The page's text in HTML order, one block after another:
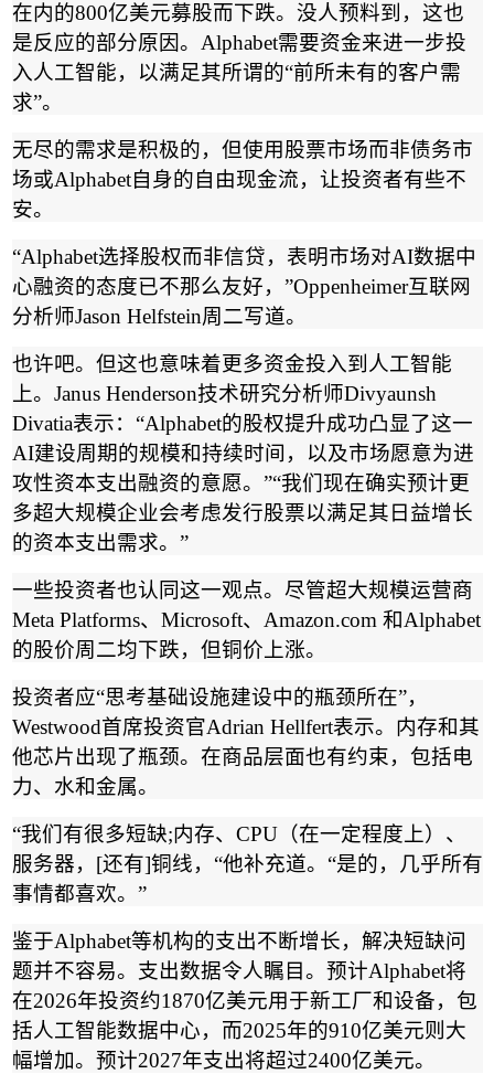
在内的800亿美元募股而下跌。没人预料到，这也
是反应的部分原因。 Alphabet需要资金来进一步投
入人工智能，以满足其所谓的“前所未有的客户需
求”。
无尽的需求是积极的，但使用股票市场而非债务市
场或Alphabet自身的自由现金流，让投资者有些不
安。
“Alphabet选择股权而非信贷，表明市场对AI数据中
心融资的态度已不那么友好， ”Oppenheimer互联网
分析师Jason Helfstein周二写道。
也许吧。但这也意味着更多资金投入到人工智能
上。 Janus Henderson技术研究分析师Divyaunsh
Divatia表示： “Alphabet的股权提升成功凸显了这一
AI建设周期的规模和持续时间，以及市场愿意为进
攻性资本支出融资的意愿。 ”“我们现在确实预计更
多超大规模企业会考虑发行股票以满足其日益增长
的资本支出需求。 ”
一些投资者也认同这一观点。尽管超大规模运营商
Meta Platforms、 Microsoft、 Amazon.com 和Alphabet
的股价周二均下跌，但铜价上涨。
投资者应“思考基础设施建设中的瓶颈所在”，
Westwood首席投资官Adrian Hellfert表示。内存和其
他芯片出现了瓶颈。在商品层面也有约束，包括电
力、水和金属。
“我们有很多短缺;内存、 CPU（在一定程度上）、
服务器， [还有]铜线， “他补充道。 “是的，几乎所有
事情都喜欢。 ”
鉴于Alphabet等机构的支出不断增长，解决短缺问
题并不容易。支出数据令人瞩目。预计Alphabet将
在2026年投资约1870亿美元用于新工厂和设备，包
括人工智能数据中心，而2025年的910亿美元则大
幅增加。预计2027年支出将超过2400亿美元。